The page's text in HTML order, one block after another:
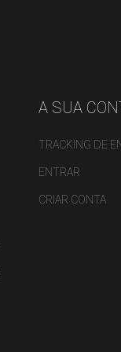
A SUA
TRACKING DE
ENTRAR
CRIAR CONTA